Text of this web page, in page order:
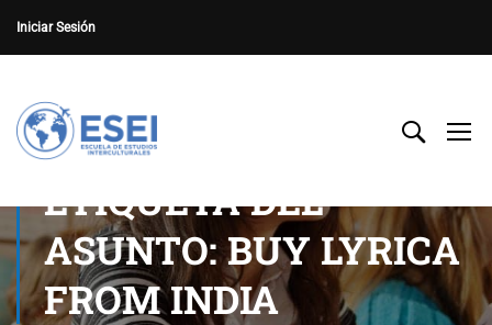
Iniciar Sesión
ETIQUETA DEL
ASUNTO: BUY LYRICA
FROM INDIA